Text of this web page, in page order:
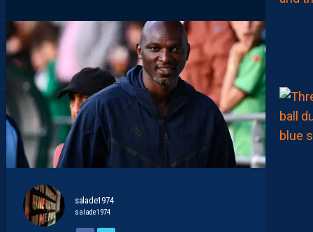
salade1974
salade1974